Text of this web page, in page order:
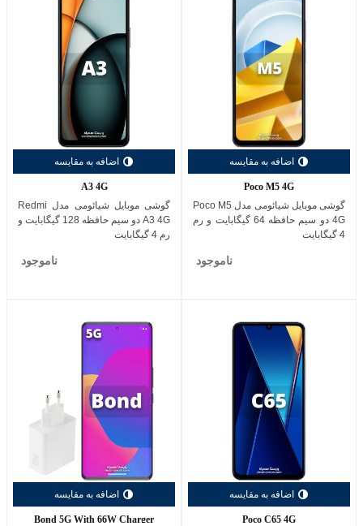
اضافه به مقایسه
Poco M5 4G
گوشی موبایل شیائومی مدل Poco M5
4G دو سیم حافظه 64 گیگابایت و رم
4 گیگابایت
ناموجود
اضافه به مقایسه
A3 4G
گوشی موبایل شیائومی مدل Redmi
A3 4G دو سیم حافظه 128 گیگابایت و
رم 4 گیگابایت
ناموجود
اضافه به مقایسه
Poco C65 4G
اضافه به مقایسه
Bond 5G With 66W Charger